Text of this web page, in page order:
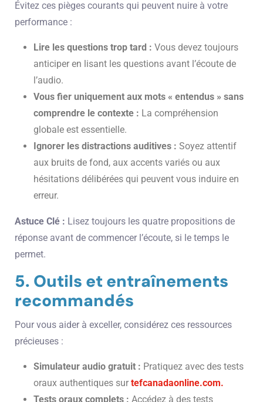
Évitez ces pièges courants qui peuvent nuire à votre
performance :
Lire les questions trop tard : Vous devez toujours
anticiper en lisant les questions avant l’écoute de
l’audio.
Vous fier uniquement aux mots « entendus » sans
comprendre le contexte : La compréhension
globale est essentielle.
Ignorer les distractions auditives : Soyez attentif
aux bruits de fond, aux accents variés ou aux
hésitations délibérées qui peuvent vous induire en
erreur.
Astuce Clé : Lisez toujours les quatre propositions de
réponse avant de commencer l’écoute, si le temps le
permet.
5. Outils et entraînements
recommandés
Pour vous aider à exceller, considérez ces ressources
précieuses :
Simulateur audio gratuit : Pratiquez avec des tests
oraux authentiques sur tefcanadaonline.com.
Tests oraux complets : Accédez à des tests